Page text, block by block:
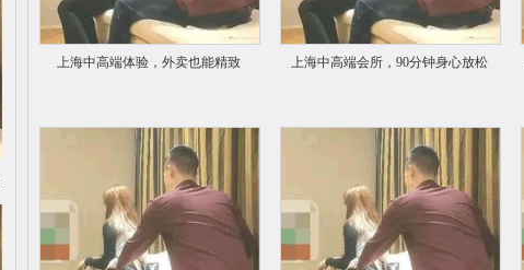
上海中高端体验，外卖也能精致 上海中高端会所，90分钟身心放松